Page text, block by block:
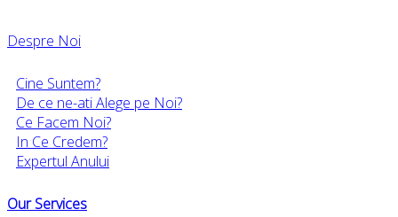
Despre Noi
Cine Suntem?
De ce ne-ati Alege pe Noi?
Ce Facem Noi?
In Ce Credem?
Expertul Anului
Our Services